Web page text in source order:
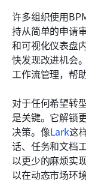
许多组织使用
持从简单的申请
和可视化仪表盘
快发现改进机会
工作流管理，帮
对于任何希望转
是关键。它解锁
决策。像Lark这
话、任务和文档
以更少的麻烦实
以在动态市场环
了解更多阅读